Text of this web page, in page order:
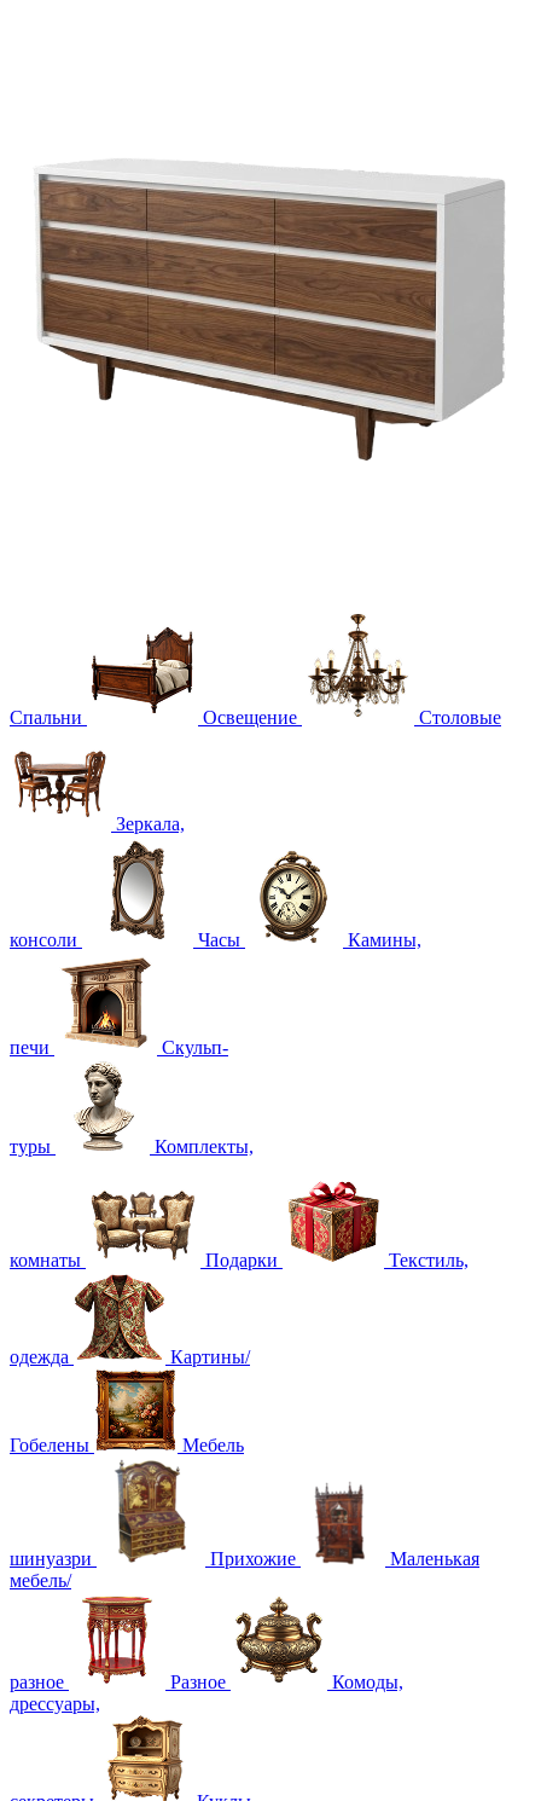
Спальни Освещение Столовые
Зеркала,
консоли Часы Камины,
печи Скульп-
туры Комплекты,
комнаты Подарки Текстиль,
одежда Картины/
Гобелены Мебель
шинуазри Прихожие
Маленькая
мебель/
разное Разное
Комоды,
дрессуары,